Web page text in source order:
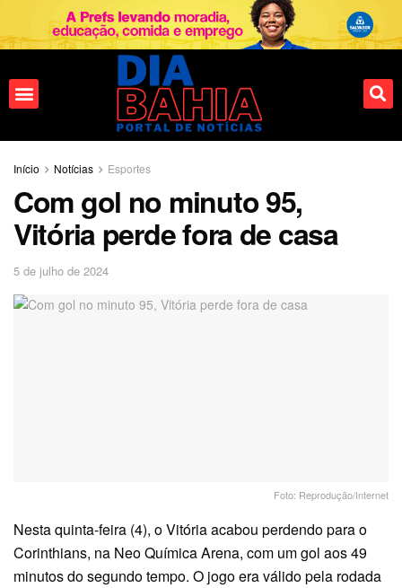
Início Notícias Esportes
Com gol no minuto 95,
Vitória perde fora de casa
5 de julho de 2024
Foto: Reprodução/Internet
Nesta quinta-feira (4), o Vitória acabou perdendo para o
Corinthians, na Neo Química Arena, com um gol aos 49
minutos do segundo tempo. O jogo era válido pela rodada